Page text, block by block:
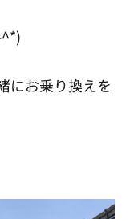
にお乗り換えを